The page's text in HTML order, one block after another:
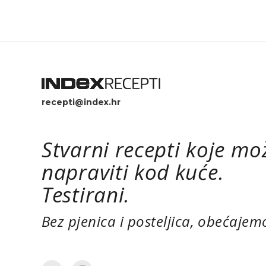
zamjene. Savršeno jednostavno
recepti@index.hr
Stvarni recepti koje
napraviti kod kuće.
Testirani.
Bez pjenica i posteljica,